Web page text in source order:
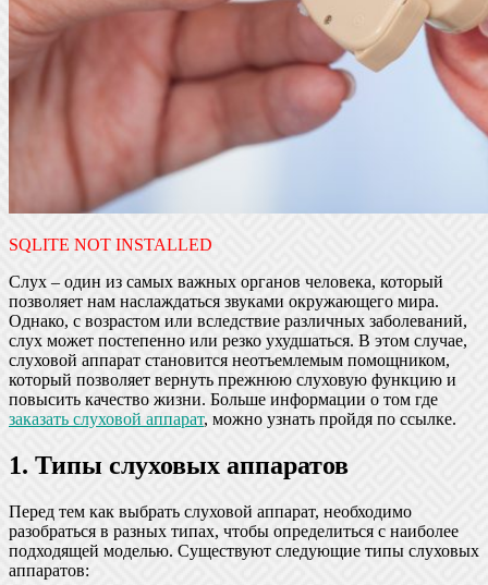
SQLITE NOT INSTALLED
Слух – один из самых важных органов человека, который
позволяет нам наслаждаться звуками окружающего мира.
Однако, с возрастом или вследствие различных заболеваний,
слух может постепенно или резко ухудшаться. В этом случае,
слуховой аппарат становится неотъемлемым помощником,
который позволяет вернуть прежнюю слуховую функцию и
повысить качество жизни. Больше информации о том где
заказать слуховой аппарат, можно узнать пройдя по ссылке.
1. Типы слуховых аппаратов
Перед тем как выбрать слуховой аппарат, необходимо
разобраться в разных типах, чтобы определиться с наиболее
подходящей моделью. Существуют следующие типы слуховых
аппаратов: